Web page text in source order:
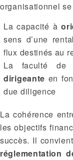
organisationnel
La capacité à
sens d’une
flux destinés au
La faculté de
dirigeante en
due diligence
La cohérence
les objectifs
succès. Il
réglementation